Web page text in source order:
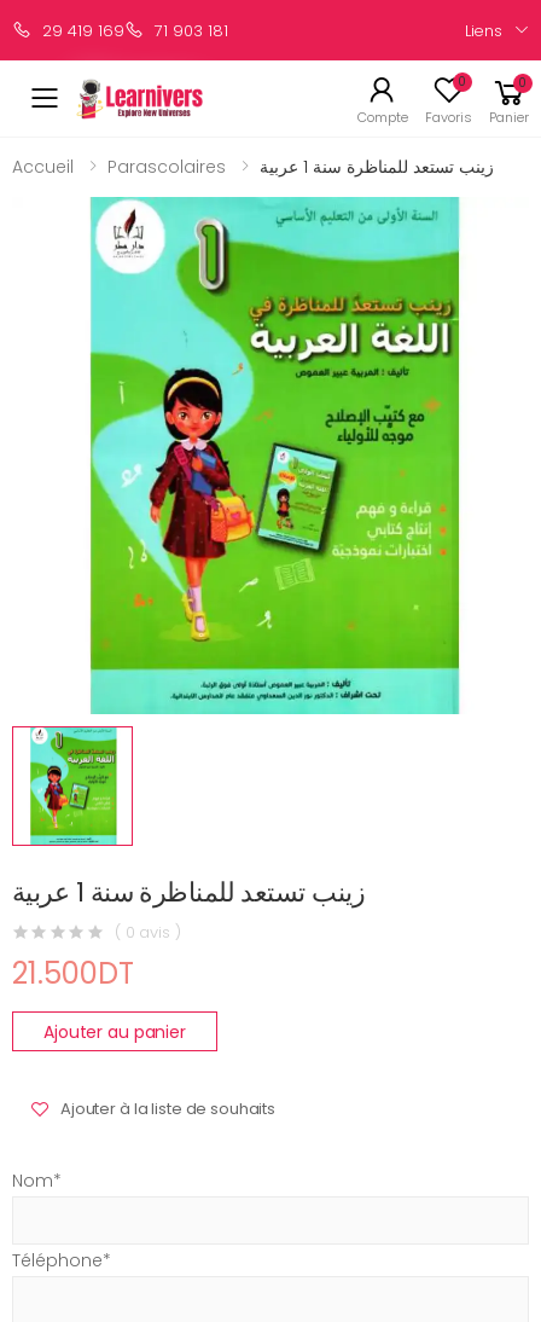
29 419 169 71 903 181 Liens
Compte
0
Favoris
0
Panier
Accueil Parascolaires زينب تستعد للمناظرة سنة 1 عربية
زينب تستعد للمناظرة سنة 1 عربية
( 0 avis )
21.500DT
Ajouter au panier
Ajouter à la liste de souhaits
Nom*
Téléphone*